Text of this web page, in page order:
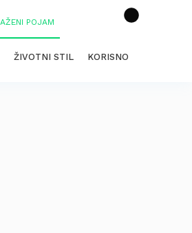
ŽIVOTNI STIL KORISNO